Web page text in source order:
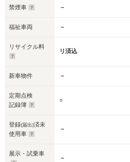
禁煙車 －
福祉車両 －
リサイクル料
リ済込
新車物件 －
定期点検
記録簿
○
登録(届出)済未
使用車
－
展示・試乗車
－